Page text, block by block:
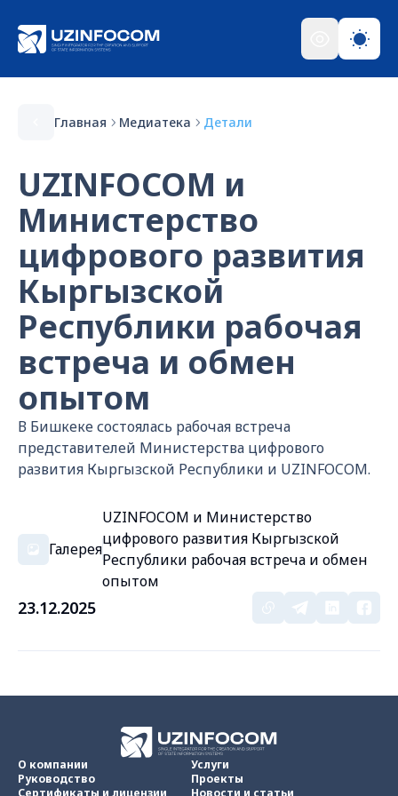
Главная Медиатека Детали
UZINFOCOM и
Министерство
цифрового развития
Кыргызской
Республики рабочая
встреча и обмен
опытом
В Бишкеке состоялась рабочая встреча
представителей Министерства цифрового
развития Кыргызской Республики и UZINFOCOM.
Галерея
UZINFOCOM и Министерство
цифрового развития Кыргызской
Республики рабочая встреча и обмен
опытом
23.12.2025
О компании
Руководство
Услуги
Проекты